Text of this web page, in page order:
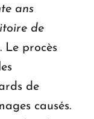
ans
de
. Le procès
de
causés.